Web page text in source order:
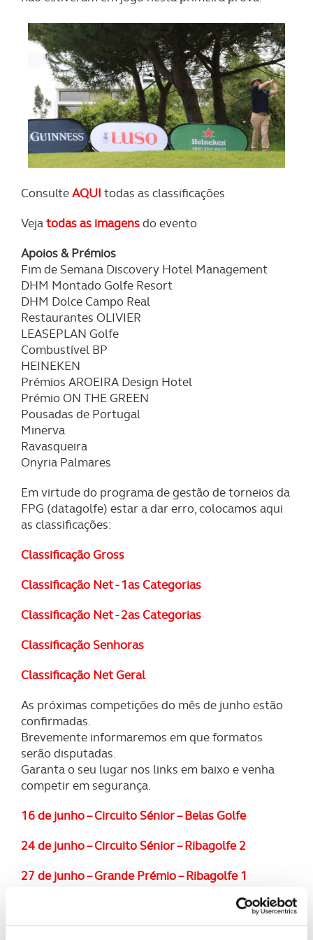
ConsulteAQUI todas as classificações
Vejatodas as imagensdo evento
Apoios & Prémios
Fim de Semana Discovery Hotel Management
DHM Montado Golfe Resort
DHM Dolce Campo Real
Restaurantes OLIVIER
LEASEPLAN Golfe
Combustível BP
HEINEKEN
Prémios AROEIRA Design Hotel
Prémio ON THE GREEN
Pousadas de Portugal
Minerva
Ravasqueira
Onyria Palmares
Em virtude do programa de gestão de torneios da
FPG (datagolfe) estar a dar erro, colocamos aqui
as classificações:
Classificação Gross
Classificação Net - 1as Categorias
Classificação Net - 2as Categorias
Classificação Senhoras
Classificação Net Geral
As próximas competições do mês de junho estão
confirmadas.
Brevemente informaremos em que formatos
serão disputadas.
Garanta o seu lugar nos links em baixo e venha
competir em segurança.
16 de junho – Circuito Sénior – Belas Golfe
24 de junho – Circuito Sénior – Ribagolfe 2
27 de junho – Grande Prémio – Ribagolfe 1
30 de junho – ACP Sunset Golf Tour - Jamor